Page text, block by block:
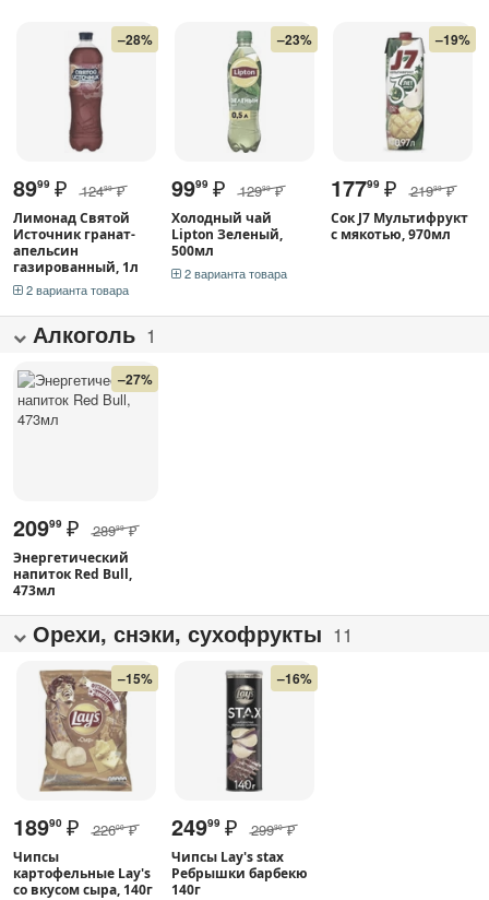
–28%
8999 ₽ 12499 ₽
Лимонад Святой
Источник гранат-
апельсин
газированный, 1л
2 варианта товара
–23%
9999 ₽ 12999 ₽
Холодный чай
Lipton Зеленый,
500мл
2 варианта товара
–19%
17799 ₽ 21999 ₽
Сок J7 Мультифрукт
с мякотью, 970мл
Алкоголь 1
–27%
20999 ₽ 28999 ₽
Энергетический
напиток Red Bull,
473мл
Орехи, снэки, сухофрукты 11
–15%
18990 ₽ 22600 ₽
Чипсы
картофельные Lay's
со вкусом сыра, 140г
–16%
24999 ₽ 29990 ₽
Чипсы Lay's stax
Ребрышки барбекю
140г